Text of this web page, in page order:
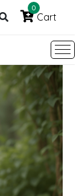
0
Cart